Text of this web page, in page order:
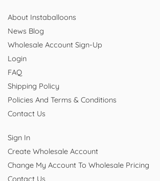
About Instaballoons
News Blog
Wholesale Account Sign-Up
Login
FAQ
Shipping Policy
Policies And Terms & Conditions
Contact Us
Sign In
Create Wholesale Account
Change My Account To Wholesale Pricing
Contact Us